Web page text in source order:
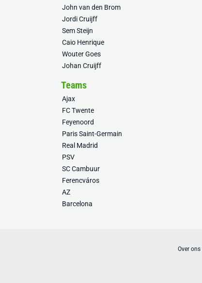
John van den Brom
Jordi Cruijff
Sem Steijn
Caio Henrique
Wouter Goes
Johan Cruijff
Teams
Ajax
FC Twente
Feyenoord
Paris Saint-Germain
Real Madrid
PSV
SC Cambuur
Ferencváros
AZ
Barcelona
Over ons